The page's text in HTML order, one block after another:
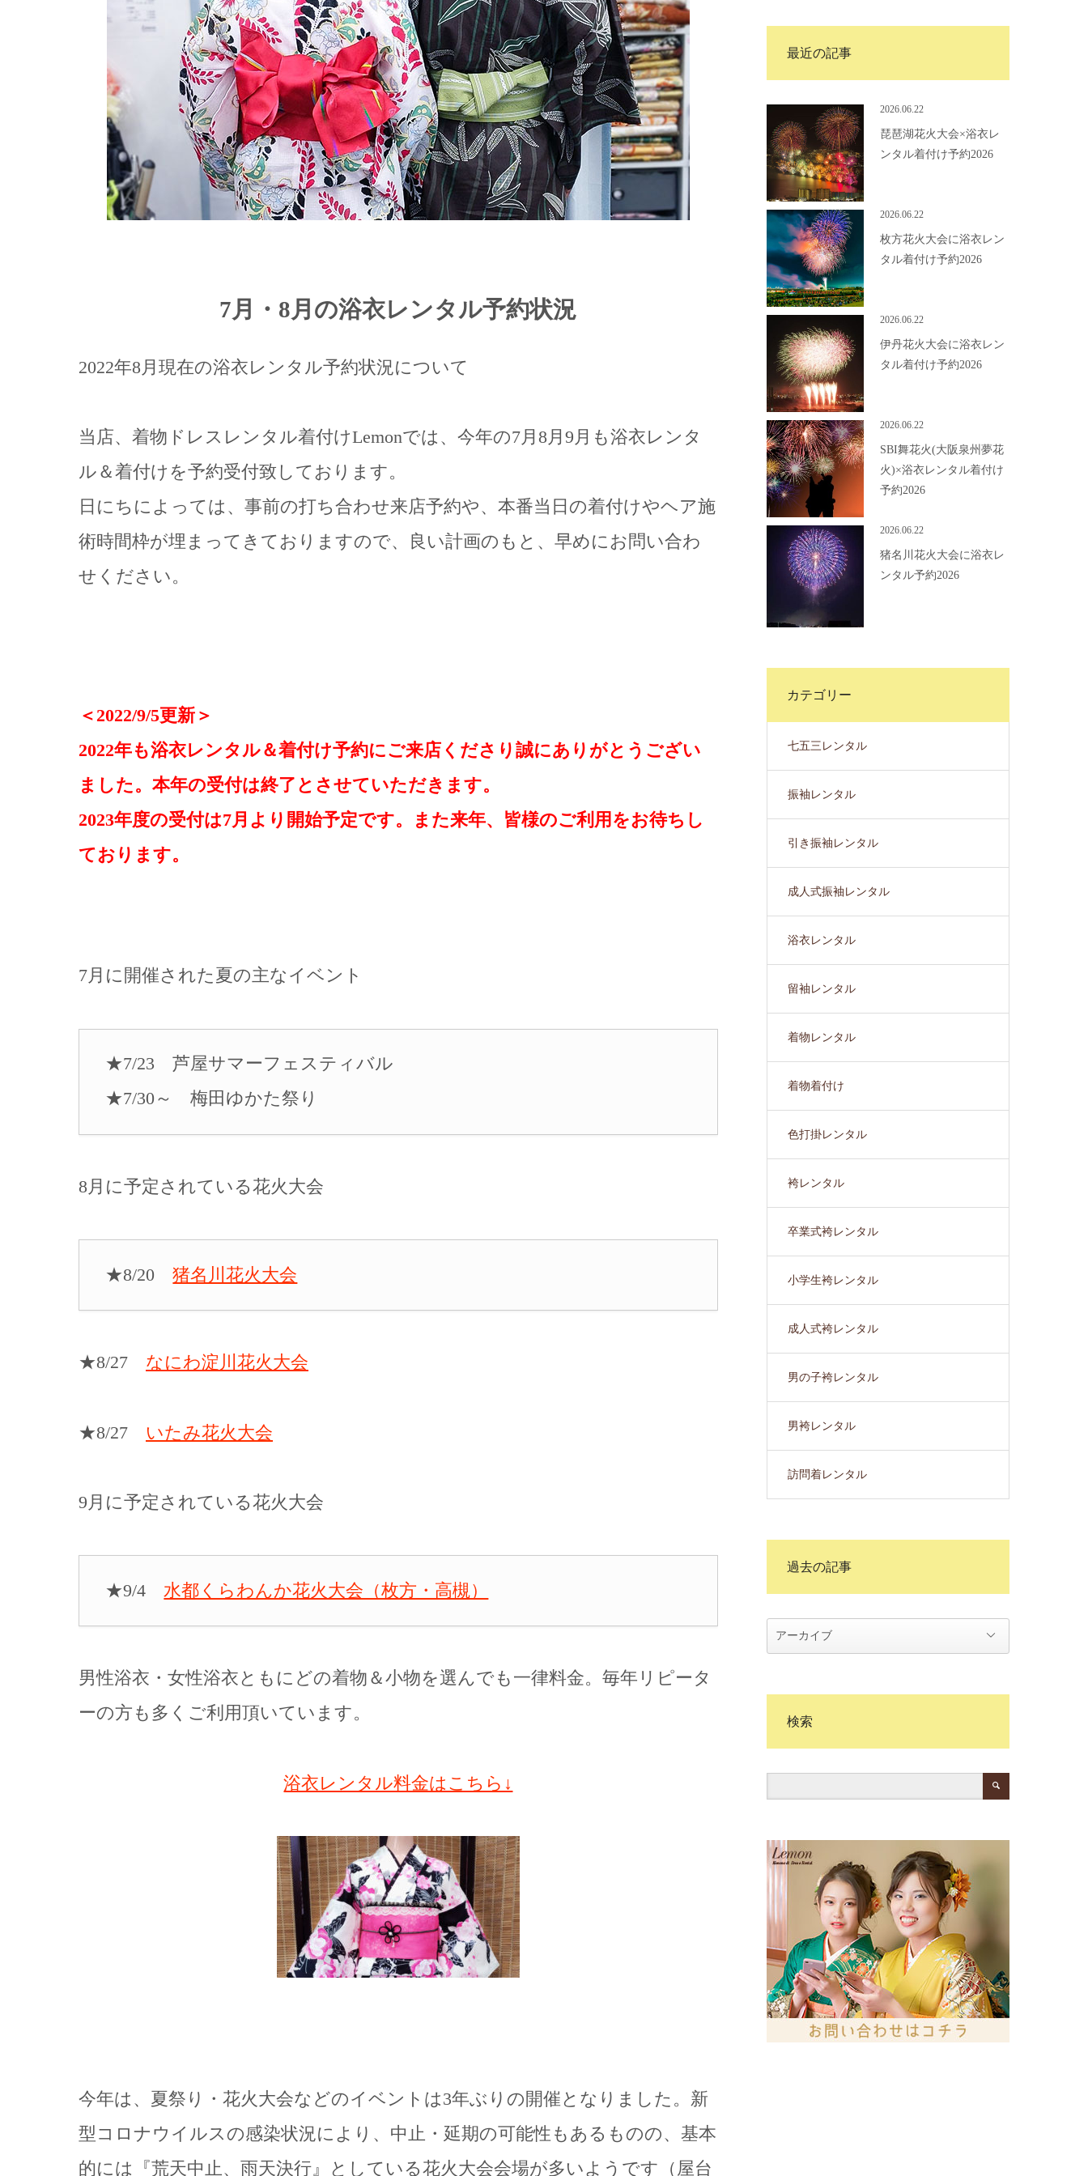
7月・8月の浴衣レンタル予約状況
2022年8月現在の浴衣レンタル予約状況について
当店、着物ドレスレンタル着付けLemonでは、今年の7月8月9月も浴衣レンタ
ル＆着付けを予約受付致しております。
日にちによっては、事前の打ち合わせ来店予約や、本番当日の着付けやヘア施
術時間枠が埋まってきておりますので、良い計画のもと、早めにお問い合わ
せください。
＜2022/9/5更新＞
2022年も浴衣レンタル＆着付け予約にご来店くださり誠にありがとうござい
ました。本年の受付は終了とさせていただきます。
2023年度の受付は7月より開始予定です。また来年、皆様のご利用をお待ちし
ております。
7月に開催された夏の主なイベント
★7/23 芦屋サマーフェスティバル
★7/30～ 梅田ゆかた祭り
8月に予定されている花火大会
★8/20猪名川花火大会
★8/27 なにわ淀川花火大会
★8/27 いたみ花火大会
9月に予定されている花火大会
★9/4 水都くらわんか花火大会（枚方・高槻）
男性浴衣・女性浴衣ともにどの着物＆小物を選んでも一律料金。毎年リピータ
ーの方も多くご利用頂いています。
浴衣レンタル料金はこちら↓
今年は、夏祭り・花火大会などのイベントは3年ぶりの開催となりました。新
型コロナウイルスの感染状況により、中止・延期の可能性もあるものの、基本
的には『荒天中止、雨天決行』としている花火大会会場が多いようです（屋台
最近の記事
2026.06.22
琵琶湖花火大会×浴衣レ
ンタル着付け予約2026
2026.06.22
枚方花火大会に浴衣レン
タル着付け予約2026
2026.06.22
伊丹花火大会に浴衣レン
タル着付け予約2026
2026.06.22
SBI舞花火(大阪泉州夢花
火)×浴衣レンタル着付け
予約2026
2026.06.22
猪名川花火大会に浴衣レ
ンタル予約2026
カテゴリー
七五三レンタル
振袖レンタル
引き振袖レンタル
成人式振袖レンタル
浴衣レンタル
留袖レンタル
着物レンタル
着物着付け
色打掛レンタル
袴レンタル
卒業式袴レンタル
小学生袴レンタル
成人式袴レンタル
男の子袴レンタル
男袴レンタル
訪問着レンタル
過去の記事
検索